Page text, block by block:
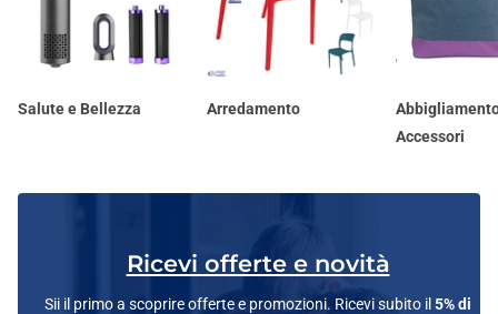
Salute e Bellezza Arredamento
Accessori
Ricevi offerte e novità
Sii il primo a scoprire offerte e promozioni. Ricevi subito il 5% di